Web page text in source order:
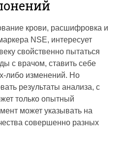
крови, расшифровка и
NSE, интересует
свойственно пытаться
с врачом, ставить себе
либо изменений. Но
результаты анализа, с
только опытный
может указывать на
совершенно разных